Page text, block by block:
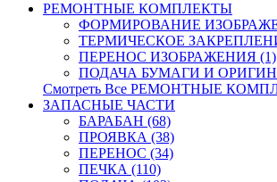
РЕМОНТНЫЕ КОМПЛЕКТЫ
ФОРМИРОВАНИЕ
ТЕРМИЧЕСКОЕ
ПЕРЕНОС ИЗОБРАЖЕНИЯ (1)
ПОДАЧА БУМАГИ И
Смотреть Все РЕМОНТНЫЕ
ЗАПАСНЫЕ ЧАСТИ
БАРАБАН (68)
ПРОЯВКА (38)
ПЕРЕНОС (34)
ПЕЧКА (110)